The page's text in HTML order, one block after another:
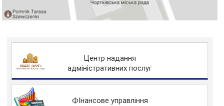
Центр надання
адміністративних послуг
ФІнансове управління